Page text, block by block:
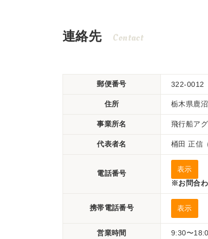
連絡先 Contact
郵便番号 322-0012
住所 栃木県鹿
事業所名 飛行船アグ
代表者名 桶田 正信
電話番号
表示
※お問合わ
携帯電話番号 表示
営業時間 9:30〜